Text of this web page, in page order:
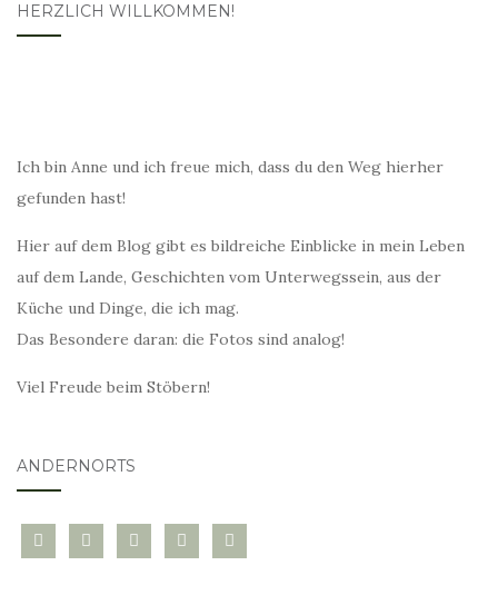
HERZLICH WILLKOMMEN!
Ich bin Anne und ich freue mich, dass du den Weg hierher
gefunden hast!
Hier auf dem Blog gibt es bildreiche Einblicke in mein Leben
auf dem Lande, Geschichten vom Unterwegssein, aus der
Küche und Dinge, die ich mag.
Das Besondere daran: die Fotos sind analog!
Viel Freude beim Stöbern!
ANDERNORTS
bloglovininstagramtwitter pinterest
mail